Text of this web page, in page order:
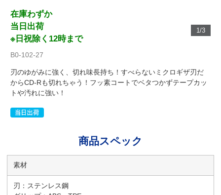
1/3
在庫わずか
当日出荷
※日祝除く12時まで
B0-102-27
刃のゆがみに強く、切れ味長持ち！すべらないミクロギザ刃だ
からCD-Rも切れちゃう！フッ素コートでベタつかずテープカッ
トや汚れに強い！
商品スペック
素材
刃：ステンレス鋼